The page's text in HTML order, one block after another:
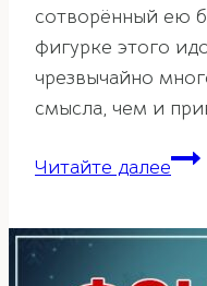
сотворённый ею
фигурке этого
чрезвычайно
смысла, чем и
Читайте далее
и